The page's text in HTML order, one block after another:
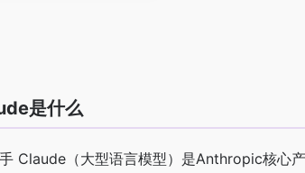
是什么
Claude（大型语言模型）是Anthropic核心